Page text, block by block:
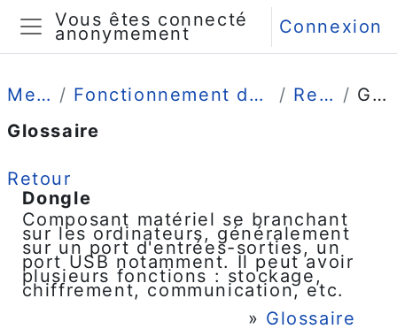
Passer au contenu principal
Panneau latéral
Vous êtes connecté
anonymement Connexion
Mes cours Fonctionnement des équipements audiovisuels Ressources
Glossaire
Glossaire
Retour
Dongle
Composant matériel se branchant
sur les ordinateurs, généralement
sur un port d'entrées-sorties, un
port USB notamment. Il peut avoir
plusieurs fonctions : stockage,
chiffrement, communication, etc.
» Glossaire